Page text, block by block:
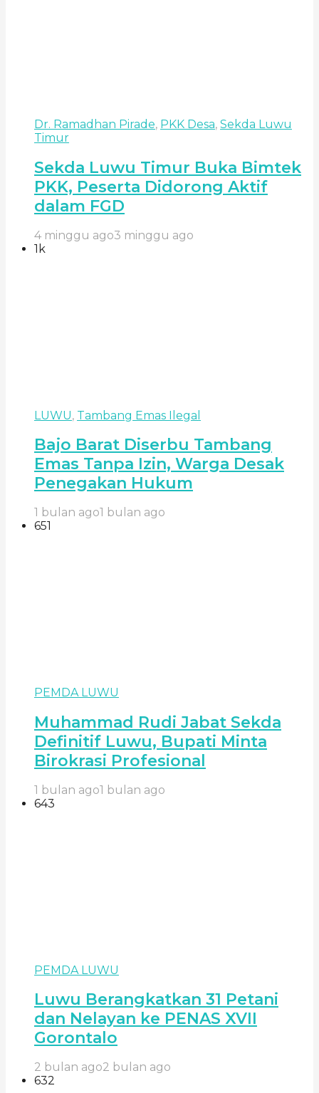
Dr. Ramadhan Pirade, PKK Desa, Sekda Luwu
Timur
Sekda Luwu Timur Buka Bimtek
PKK, Peserta Didorong Aktif
dalam FGD
4 minggu ago3 minggu ago
1k
LUWU, Tambang Emas Ilegal
Bajo Barat Diserbu Tambang
Emas Tanpa Izin, Warga Desak
Penegakan Hukum
1 bulan ago1 bulan ago
651
PEMDA LUWU
Muhammad Rudi Jabat Sekda
Definitif Luwu, Bupati Minta
Birokrasi Profesional
1 bulan ago1 bulan ago
643
PEMDA LUWU
Luwu Berangkatkan 31 Petani
dan Nelayan ke PENAS XVII
Gorontalo
2 bulan ago2 bulan ago
632